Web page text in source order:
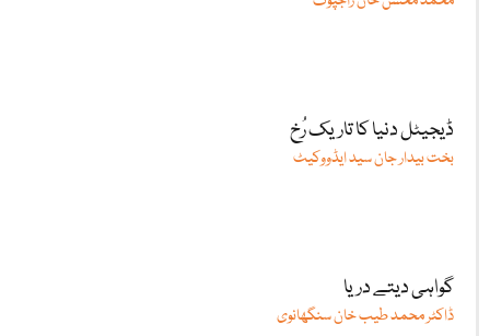
ڈیجیٹل دنیا کا تاریک رُخ
بخت بیدار جان سید ایڈووکیٹ
گواہی دیتے دریا
ڈاکٹر محمد طیب خان سنگھانوی